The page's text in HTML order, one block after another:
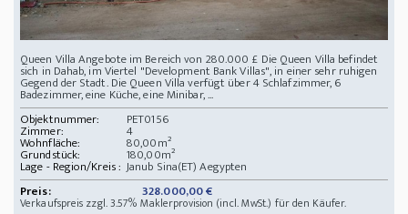
Queen Villa Angebote im Bereich von 280.000 £ Die Queen Villa befindet
sich in Dahab, im Viertel "Development Bank Villas", in einer sehr ruhigen
Gegend der Stadt. Die Queen Villa verfügt über 4 Schlafzimmer, 6
Badezimmer, eine Küche, eine Minibar, ...
Objektnummer:
PET0156
Zimmer: 4
Wohnfläche: 80,00m²
Grundstück: 180,00m²
Lage - Region/Kreis : Janub Sina(ET) Aegypten
Preis:
328.000,00 €
Verkaufspreis zzgl. 3.57% Maklerprovision (incl. MwSt.) für den Käufer.